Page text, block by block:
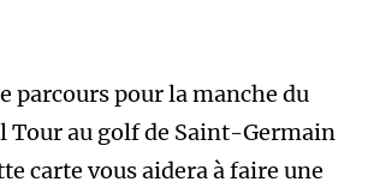
parcours pour la manche du
Tour au golf de Saint-Germain
carte vous aidera à faire une